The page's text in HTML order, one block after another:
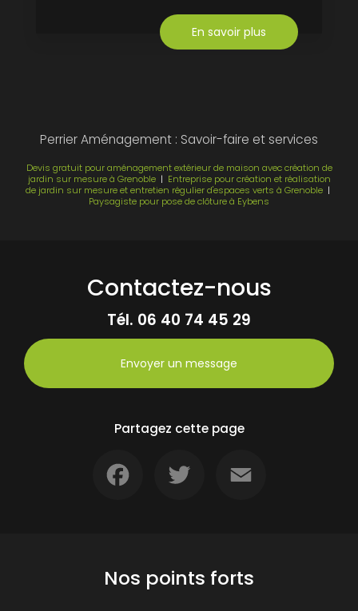
En savoir plus
Perrier Aménagement : Savoir-faire et services
Devis gratuit pour aménagement extérieur de maison avec création de
jardin sur mesure à Grenoble| Entreprise pour création et réalisation
de jardin sur mesure et entretien régulier d'espaces verts à Grenoble |
Paysagiste pour pose de clôture à Eybens
Contactez-nous
Tél. 06 40 74 45 29
Envoyer un message
Partagez cette page
Nos points forts